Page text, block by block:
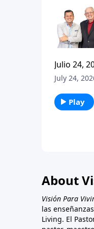
Julio 24,
tesalonicenses
a sus
July 24,
Play
About
Visión Para
las
Living. El